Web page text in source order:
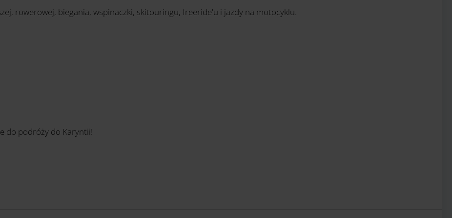
rowerowej, biegania, wspinaczki, skitouringu, freeride'u i jazdy na motocyklu.
do podróży do Karyntii!